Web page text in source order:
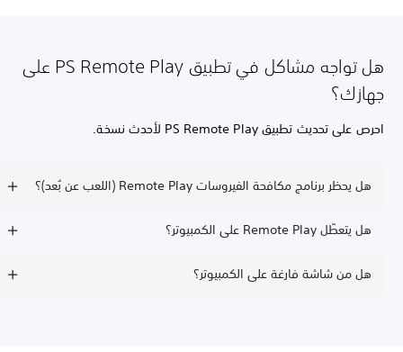
هل تواجه مشاكل في تطبيق PS Remote Play على
جهازك؟
احرص على تحديث تطبيق PS Remote Play لأحدث نسخة.
هل يحظر برنامج مكافحة الفيروسات Remote Play (اللعب عن بُعد)؟
هل يتعطّل Remote Play على الكمبيوتر؟
هل من شاشة فارغة على الكمبيوتر؟